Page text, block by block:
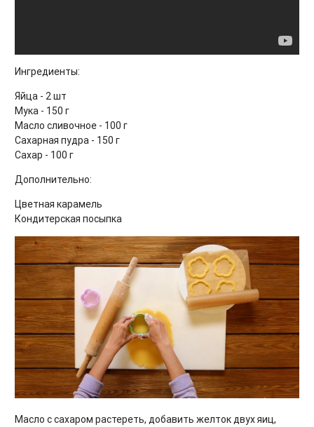
Ингредиенты:
Яйца - 2 шт
Мука - 150 г
Масло сливочное - 100 г
Сахарная пудра - 150 г
Сахар - 100 г
Дополнительно:
Цветная карамель
Кондитерская посыпка
Масло с сахаром растереть, добавить желток двух яиц,